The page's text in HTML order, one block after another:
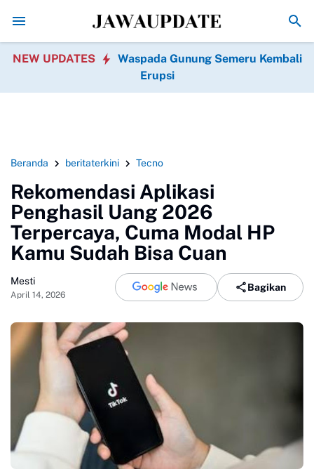
Error loading posts.
NEW UPDATES
Waspada Gunung Semeru Kembali
Erupsi
Beranda beritaterkini Tecno
Rekomendasi Aplikasi
Penghasil Uang 2026
Terpercaya, Cuma Modal HP
Kamu Sudah Bisa Cuan
Mesti
April 14, 2026
Bagikan